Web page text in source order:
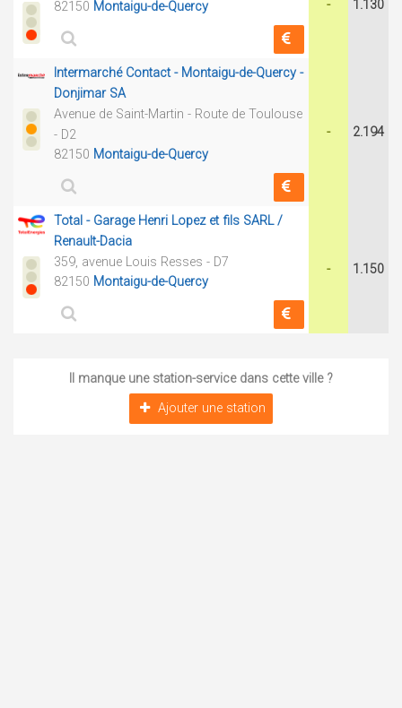
82150 Montaigu-de-Quercy - 1.130
Intermarché Contact - Montaigu-de-Quercy -
Donjimar SA
Avenue de Saint-Martin - Route de Toulouse
- D2
82150 Montaigu-de-Quercy
- 2.194
Total - Garage Henri Lopez et fils SARL /
Renault-Dacia
359, avenue Louis Resses - D7
82150 Montaigu-de-Quercy
- 1.150
Il manque une station-service dans cette ville ?
Ajouter une station